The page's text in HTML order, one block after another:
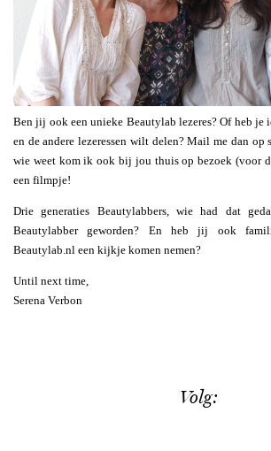
Ben jij ook een unieke Beautylab lezeres? Of heb je
en de andere lezeressen wilt delen? Mail me dan op
wie weet kom ik ook bij jou thuis op bezoek (voor
een filmpje!
Drie generaties Beautylabbers, wie had dat
Beautylabber geworden? En heb jij ook
Beautylab.nl een kijkje komen nemen?
Until next time,
Serena Verbon
Volg: